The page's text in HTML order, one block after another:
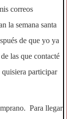
correos
la semana santa
de que yo ya
las que contacté
quisiera participar
Para llegar